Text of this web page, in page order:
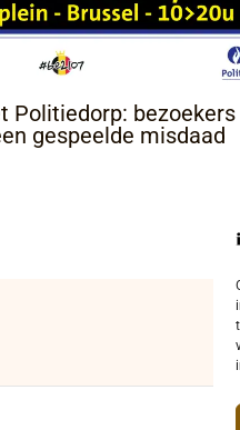
Politiedorp: bezoekers
gespeelde misdaad